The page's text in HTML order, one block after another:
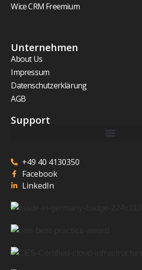
Wice CRM Freemium
Unternehmen
About Us
Impressum
Datenschutzerklärung
AGB
Support
+49 40 4130350
Facebook
LinkedIn